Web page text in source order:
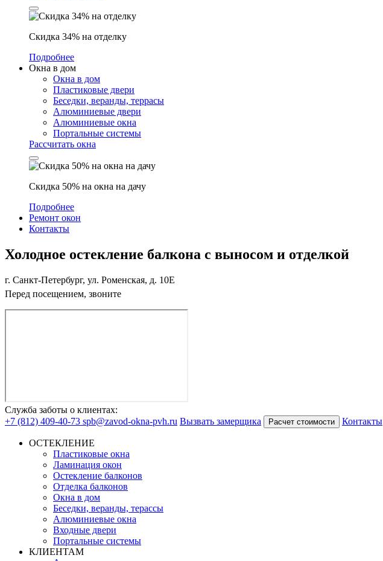
Скидка 34% на отделку
Подробнее
Окна в дом
Окна в дом
Пластиковые двери
Беседки, веранды, террасы
Алюминиевые двери
Алюминиевые окна
Портальные системы
Рассчитать окна
Скидка 50% на окна на дачу
Подробнее
Ремонт окон
Контакты
Холодное остекление балкона с выносом и отделкой
г. Санкт-Петербург, ул. Роменская, д. 10Е
Перед посещением, звоните
Служба заботы о клиентах:
+7 (812) 409-40-73 spb@zavod-okna-pvh.ru Вызвать замерщика Расчет стоимости Контакты
ОСТЕКЛЕНИЕ
Пластиковые окна
Ламинация окон
Остекление балконов
Отделка балконов
Окна в дом
Беседки, веранды, терассы
Алюминиевые окна
Входные двери
Портальные системы
КЛИЕНТАМ